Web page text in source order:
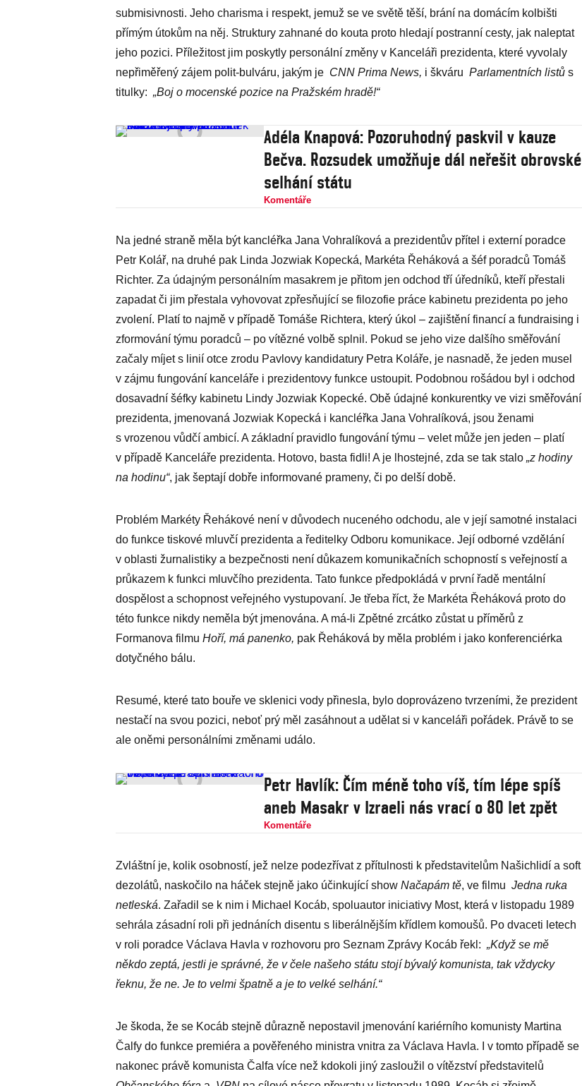
submisivnosti. Jeho charisma i respekt, jemuž se ve světě těší, brání na domácím kolbišti
přímým útokům na něj. Struktury zahnané do kouta proto hledají postranní cesty, jak naleptat
jeho pozici. Příležitost jim poskytly personální změny v Kanceláři prezidenta, které vyvolaly
nepřiměřený zájem polit-bulváru, jakým je CNN Prima News, i škváru Parlamentních listů s
titulky: „Boj o mocenské pozice na Pražském hradě!“
Adéla Knapová: Pozoruhodný paskvil v kauze
Bečva. Rozsudek umožňuje dál neřešit obrovské
selhání státu
Komentáře
Na jedné straně měla být kancléřka Jana Vohralíková a prezidentův přítel i externí poradce
Petr Kolář, na druhé pak Linda Jozwiak Kopecká, Markéta Řeháková a šéf poradců Tomáš
Richter. Za údajným personálním masakrem je přitom jen odchod tří úředníků, kteří přestali
zapadat či jim přestala vyhovovat zpřesňující se filozofie práce kabinetu prezidenta po jeho
zvolení. Platí to najmě v případě Tomáše Richtera, který úkol – zajištění financí a fundraising i
zformování týmu poradců – po vítězné volbě splnil. Pokud se jeho vize dalšího směřování
začaly míjet s linií otce zrodu Pavlovy kandidatury Petra Koláře, je nasnadě, že jeden musel
v zájmu fungování kanceláře i prezidentovy funkce ustoupit. Podobnou rošádou byl i odchod
dosavadní šéfky kabinetu Lindy Jozwiak Kopecké. Obě údajné konkurentky ve vizi směřování
prezidenta, jmenovaná Jozwiak Kopecká i kancléřka Jana Vohralíková, jsou ženami
s vrozenou vůdčí ambicí. A základní pravidlo fungování týmu – velet může jen jeden – platí
v případě Kanceláře prezidenta. Hotovo, basta fidli! A je lhostejné, zda se tak stalo „z hodiny
na hodinu“, jak šeptají dobře informované prameny, či po delší době.
Problém Markéty Řehákové není v důvodech nuceného odchodu, ale v její samotné instalaci
do funkce tiskové mluvčí prezidenta a ředitelky Odboru komunikace. Její odborné vzdělání
v oblasti žurnalistiky a bezpečnosti není důkazem komunikačních schopností s veřejností a
průkazem k funkci mluvčího prezidenta. Tato funkce předpokládá v první řadě mentální
dospělost a schopnost veřejného vystupovaní. Je třeba říct, že Markéta Řeháková proto do
této funkce nikdy neměla být jmenována. A má-li Zpětné zrcátko zůstat u příměrů z
Formanova filmu Hoří, má panenko, pak Řeháková by měla problém i jako konferenciérka
dotyčného bálu.
Resumé, které tato bouře ve sklenici vody přinesla, bylo doprovázeno tvrzeními, že prezident
nestačí na svou pozici, neboť prý měl zasáhnout a udělat si v kanceláři pořádek. Právě to se
ale oněmi personálními změnami událo.
Petr Havlík: Čím méně toho víš, tím lépe spíš
aneb Masakr v Izraeli nás vrací o 80 let zpět
Komentáře
Zvláštní je, kolik osobností, jež nelze podezřívat z přítulnosti k představitelům Našichlidí a soft
dezolátů, naskočilo na háček stejně jako účinkující show Načapám tě, ve filmu Jedna ruka
netleská. Zařadil se k nim i Michael Kocáb, spoluautor iniciativy Most, která v listopadu 1989
sehrála zásadní roli při jednáních disentu s liberálnějším křídlem komoušů. Po dvaceti letech
v roli poradce Václava Havla v rozhovoru pro Seznam Zprávy Kocáb řekl: „Když se mě
někdo zeptá, jestli je správné, že v čele našeho státu stojí bývalý komunista, tak vždycky
řeknu, že ne. Je to velmi špatně a je to velké selhání.“
Je škoda, že se Kocáb stejně důrazně nepostavil jmenování kariérního komunisty Martina
Čalfy do funkce premiéra a pověřeného ministra vnitra za Václava Havla. I v tomto případě se
nakonec právě komunista Čalfa více než kdokoli jiný zasloužil o vítězství představitelů